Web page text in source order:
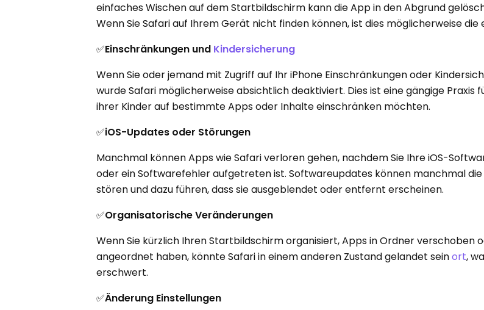
einfaches Wischen auf dem Startbildschirm kann die App in den Abgrund
Wenn Sie Safari auf Ihrem Gerät nicht finden können, ist dies möglicherweise die
✅Einschränkungen und Kindersicherung
Wenn Sie oder jemand mit Zugriff auf Ihr iPhone Einschränkungen oder
wurde Safari möglicherweise absichtlich deaktiviert. Dies ist eine gängige Praxis
ihrer Kinder auf bestimmte Apps oder Inhalte einschränken möchten.
✅iOS-Updates oder Störungen
Manchmal können Apps wie Safari verloren gehen, nachdem Sie Ihre iOS-
oder ein Softwarefehler aufgetreten ist. Softwareupdates können manchmal
stören und dazu führen, dass sie ausgeblendet oder entfernt erscheinen.
✅Organisatorische Veränderungen
Wenn Sie kürzlich Ihren Startbildschirm organisiert, Apps in Ordner verschoben
angeordnet haben, könnte Safari in einem anderen Zustand gelandet seinort,
erschwert.
✅Änderung Einstellungen